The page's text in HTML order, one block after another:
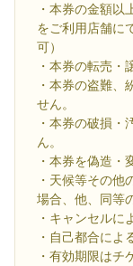
・本券の金額以
をご利用店舗に
可）
・本券の転売・
・本券の盗難、
せん。
・本券の破損・
ん。
・本券を偽造・
・天候等その他
場合、他、同等
・キャンセルに
・自己都合によ
・有効期限はチ